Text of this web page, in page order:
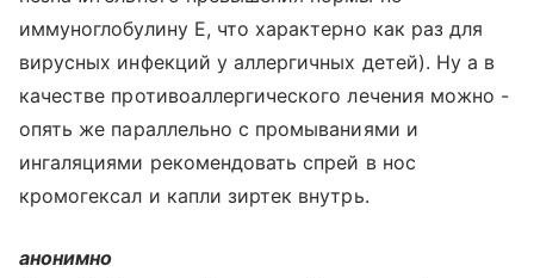
иммуноглобулину Е, что характерно как раз для
вирусных инфекций у аллергичных детей). Ну а в
качестве противоаллергического лечения можно -
опять же параллельно с промываниями и
ингаляциями рекомендовать спрей в нос
кромогексал и капли зиртек внутрь.
анонимно